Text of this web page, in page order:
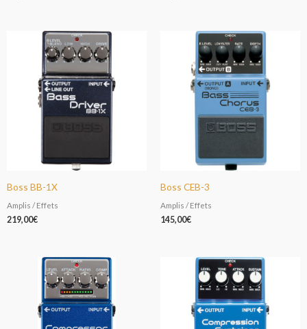
Boss BB-1X
Amplis / Effets
219,00€
Boss CEB-3
Amplis / Effets
145,00€